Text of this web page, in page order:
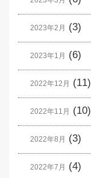
2023年2月 (3)
2023年1月 (6)
2022年12月 (11)
2022年11月 (10)
2022年8月 (3)
2022年7月 (4)